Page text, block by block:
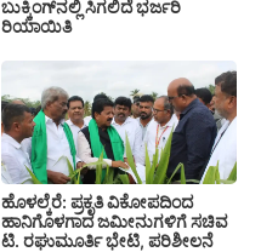
ಬುಕ್ಕಿಂಗ್‌ನಲ್ಲಿ ಸಿಗಲಿದೆ ಭರ್ಜರಿ
ರಿಯಾಯಿತಿ
ಹೊಳಲ್ಕೆರೆ: ಪ್ರಕೃತಿ ವಿಕೋಪದಿಂದ
ಹಾನಿಗೊಳಗಾದ ಜಮೀನುಗಳಿಗೆ ಸಚಿವ
ಟಿ. ರಘುಮೂರ್ತಿ ಭೇಟಿ, ಪರಿಶೀಲನೆ